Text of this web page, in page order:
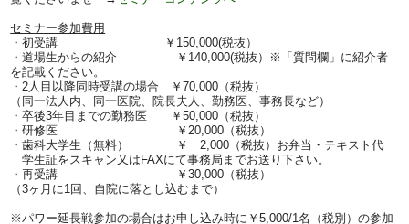
セミナー参加費用
・初受講 ￥150,000(税抜）
・道場生からの紹介 ￥140,000(税抜）※「質問欄」に紹介者
を記載ください。
・2人目以降同時受講の場合 ￥70,000（税抜）
（同一法人内、同一医院、院長夫人、勤務医、事務長など）
・卒後3年目までの勤務医 ￥50,000（税抜）
・研修医 ￥20,000（税抜）
・歯科大学生（無料） ￥ 2,000（税抜）お弁当・テキスト代
学生証をスキャン又はFAXにて事務局までお送り下さい。
・再受講 ￥30,000（税抜）
（3ヶ月に1回、自院に落とし込むまで）
※パワー延長戦参加の場合はお申し込み時に￥5,000/1名（税別）の参加